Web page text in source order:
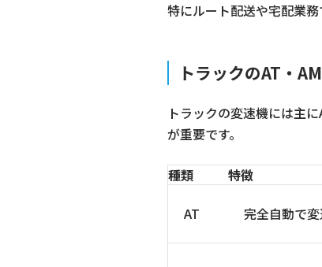
特にルート配送や宅配業
トラックのAT・
トラックの変速機には主
が重要です。
種類 特徴
AT 完全自動で